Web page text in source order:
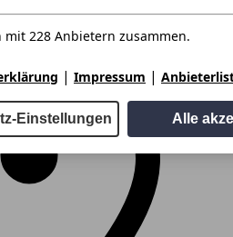
228 Anbietern zusammen.
| Impressum |
Einstellungen Alle